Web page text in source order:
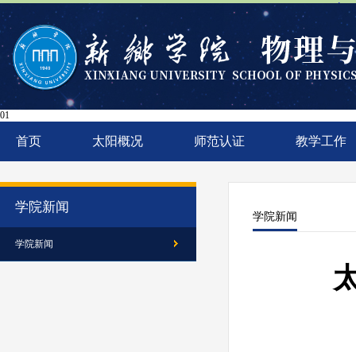
太
01
首页 太阳概况 师范认证 教学工作
学院新闻
学院新闻
学院新闻